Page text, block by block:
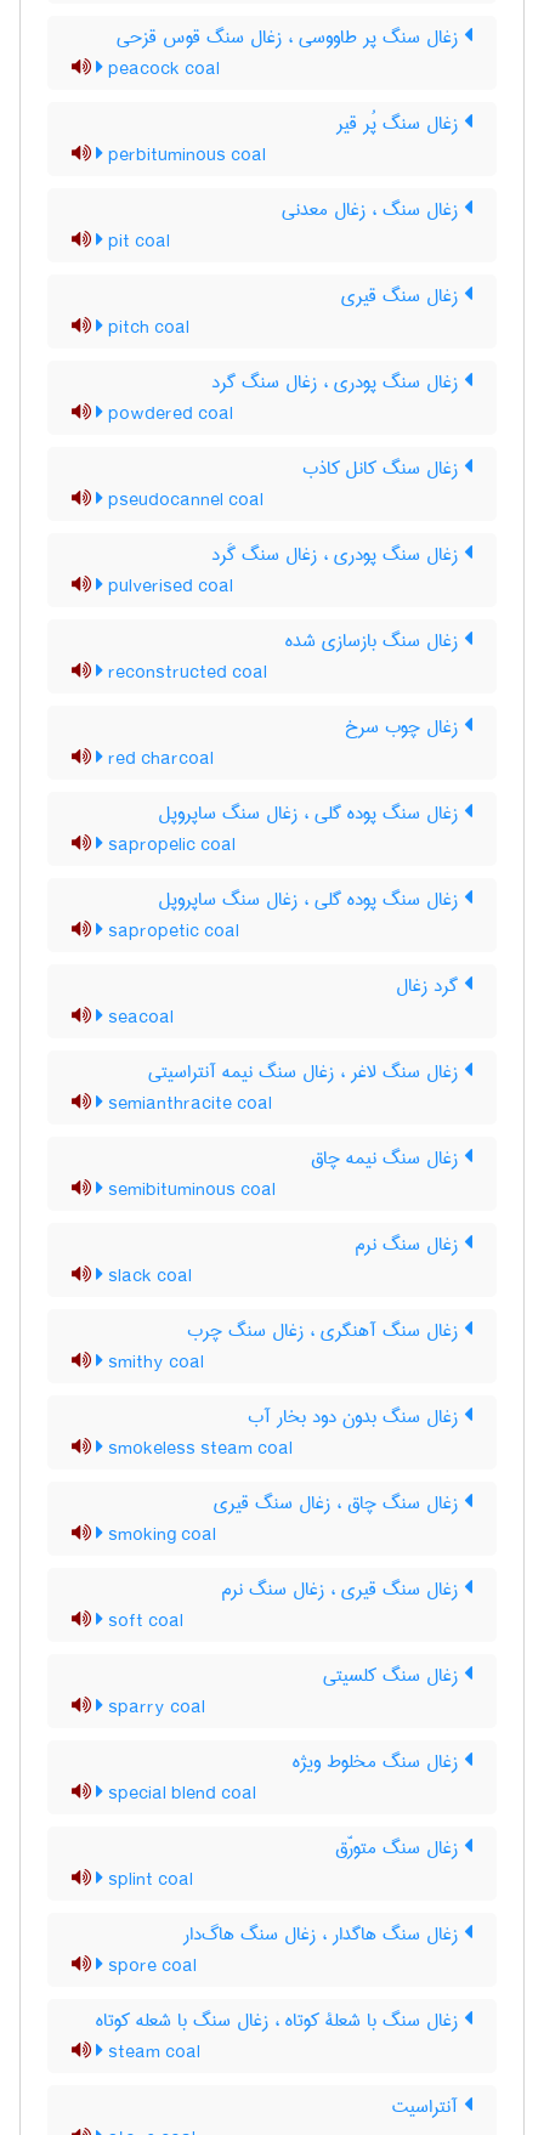
زغال سنگ پر طاووسی ، زغال سنگ قوس قزحی
peacock coal
زغال سنگ پُر قیر
perbituminous coal
زغال سنگ ، زغال معدنی
pit coal
زغال سنگ قیری
pitch coal
زغال سنگ پودری ، زغال سنگ گرد
powdered coal
زغال سنگ کانل کاذب
pseudocannel coal
زغال سنگ پودری ، زغال سنگ گَرد
pulverised coal
زغال سنگ بازسازی شده
reconstructed coal
زغال چوب سرخ
red charcoal
زغال سنگ پوده گلی ، زغال سنگ ساپروپل
sapropelic coal
زغال سنگ پوده گلی ، زغال سنگ ساپروپل
sapropetic coal
گرد زغال
seacoal
زغال سنگ لاغر ، زغال سنگ نیمه آنتراسیتی
semianthracite coal
زغال سنگ نیمه چاق
semibituminous coal
زغال سنگ نرم
slack coal
زغال سنگ آهنگری ، زغال سنگ چرب
smithy coal
زغال سنگ بدون دود بخار آب
smokeless steam coal
زغال سنگ چاق ، زغال سنگ قیری
smoking coal
زغال سنگ قیری ، زغال سنگ نرم
soft coal
زغال سنگ کلسیتی
sparry coal
زغال سنگ مخلوط ویژه
special blend coal
زغال سنگ متورّق
splint coal
زغال سنگ هاگدار ، زغال سنگ هاگ‌دار
spore coal
زغال سنگ با شعلۀ کوتاه ، زغال سنگ با شعله کوتاه
steam coal
آنتراسیت